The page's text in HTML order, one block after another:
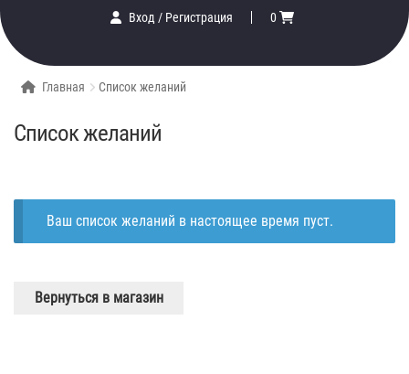
Вход/ Регистрация 0
Главная Список желаний
Список желаний
Ваш список желаний в настоящее время пуст.
Вернуться в магазин